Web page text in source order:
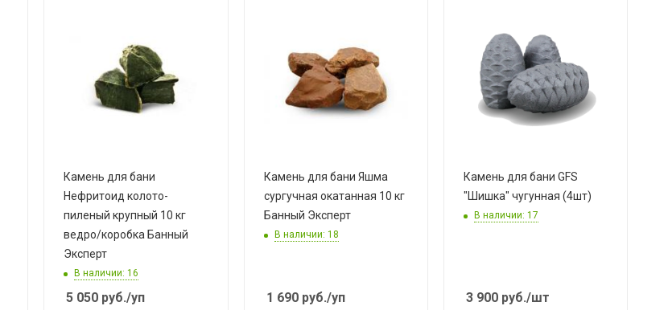
Камень для бани
Нефритоид колото-
пиленый крупный 10 кг
ведро/коробка Банный
Эксперт
В наличии: 16
5 050 руб./уп
Камень для бани Яшма
сургучная окатанная 10 кг
Банный Эксперт
В наличии: 18
1 690руб./уп
Камень для бани GFS
"Шишка" чугунная (4шт)
В наличии: 17
3 900руб./шт